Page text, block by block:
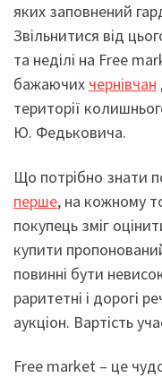
яких заповнений
Звільнитися від
та неділі на Free
бажаючих чернівчан
території
Ю. Федьковича.
Що потрібно знати
перше, на кожному
покупець зміг
купити
повинні бути
раритетні і дорогі
аукціон. Вартість
Free market – це